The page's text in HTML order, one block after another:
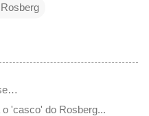
'casco' do Rosberg...